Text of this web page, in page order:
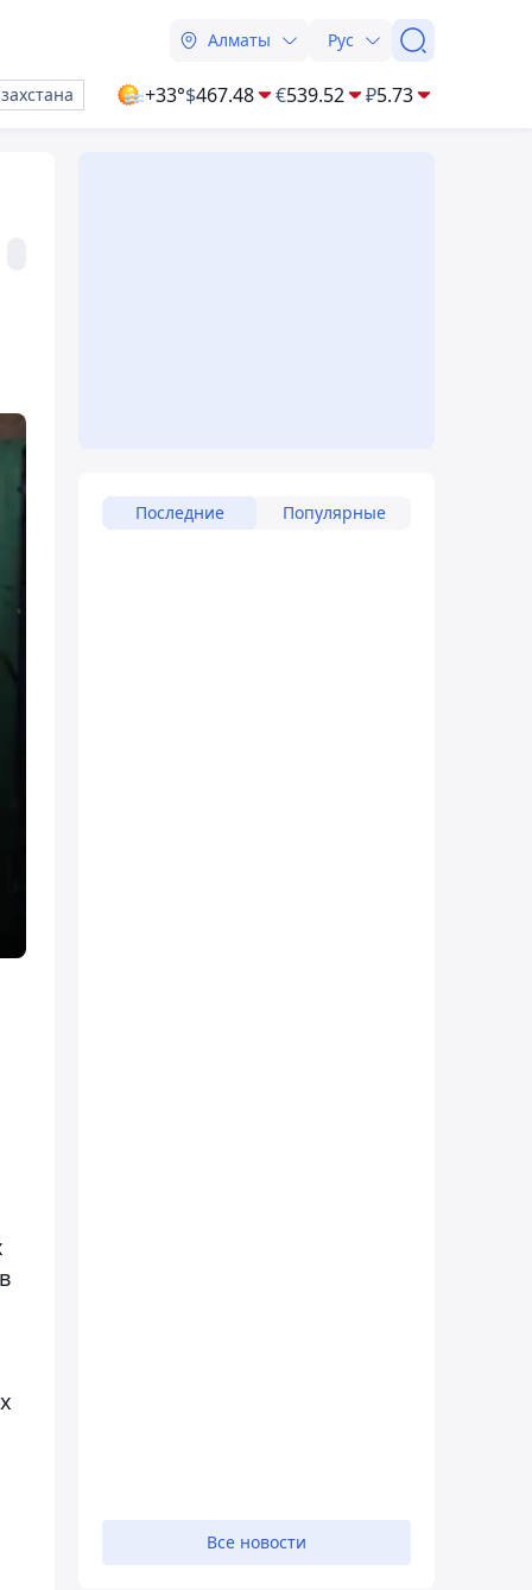
Алматы Рус
+33°$467.48 €539.52 ₽5.73
Последние Популярные
Все новости